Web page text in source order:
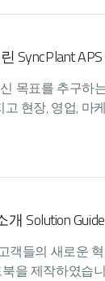
SyncPlant
목표를 추구
현장, 영업, 마
Solution Guide
객들의 새로운
제작하였습니